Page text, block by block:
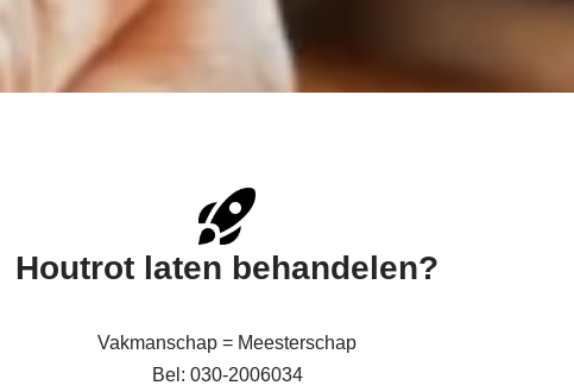
Houtrot laten behandelen?
Vakmanschap = Meesterschap
Bel: 030-2006034